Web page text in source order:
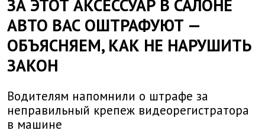
ЗА ЭТОТ АКСЕССУАР В САЛОНЕ
АВТО ВАС ОШТРАФУЮТ —
ОБЪЯСНЯЕМ, КАК НЕ НАРУШИТЬ
ЗАКОН
Водителям напомнили о штрафе за
неправильный крепеж видеорегистратора
в машине